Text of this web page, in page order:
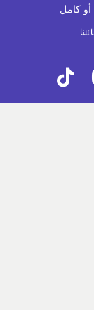
كامل